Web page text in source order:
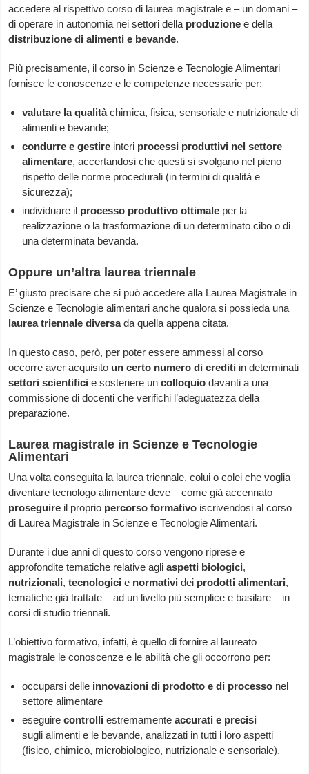
accedere al rispettivo corso di laurea magistrale e – un domani –
di operare in autonomia nei settori della produzione e della
distribuzione di alimenti e bevande.
Più precisamente, il corso in Scienze e Tecnologie Alimentari
fornisce le conoscenze e le competenze necessarie per:
valutare la qualitàchimica, fisica, sensoriale e nutrizionale di
alimenti e bevande;
condurre e gestire interi processi produttivi nel settore
alimentare, accertandosi che questi si svolgano nel pieno
rispetto delle norme procedurali (in termini di qualità e
sicurezza);
individuare il processo produttivo ottimale per la
realizzazione o la trasformazione di un determinato cibo o di
una determinata bevanda.
Oppure un’altra laurea triennale
E’ giusto precisare che si può accedere alla Laurea Magistrale in
Scienze e Tecnologie alimentari anche qualora si possieda una
laurea triennale diversada quella appena citata.
In questo caso, però, per poter essere ammessi al corso
occorre aver acquisito un certo numero di crediti in determinati
settori scientifici e sostenere uncolloquio davanti a una
commissione di docenti che verifichi l’adeguatezza della
preparazione.
Laurea magistrale in Scienze e Tecnologie
Alimentari
Una volta conseguita la laurea triennale, colui o colei che voglia
diventare tecnologo alimentare deve – come già accennato –
proseguire il proprio percorso formativo iscrivendosi al corso
di Laurea Magistrale in Scienze e Tecnologie Alimentari.
Durante i due anni di questo corso vengono riprese e
approfondite tematiche relative agliaspetti biologici,
nutrizionali, tecnologici e normativi dei prodotti alimentari,
tematiche già trattate – ad un livello più semplice e basilare – in
corsi di studio triennali.
L’obiettivo formativo, infatti, è quello di fornire al laureato
magistrale le conoscenze e le abilità che gli occorrono per:
occuparsi delle innovazioni di prodotto e di processo nel
settore alimentare
eseguirecontrolli estremamenteaccurati e precisi
sugli alimenti e le bevande, analizzati in tutti i loro aspetti
(fisico, chimico, microbiologico, nutrizionale e sensoriale).